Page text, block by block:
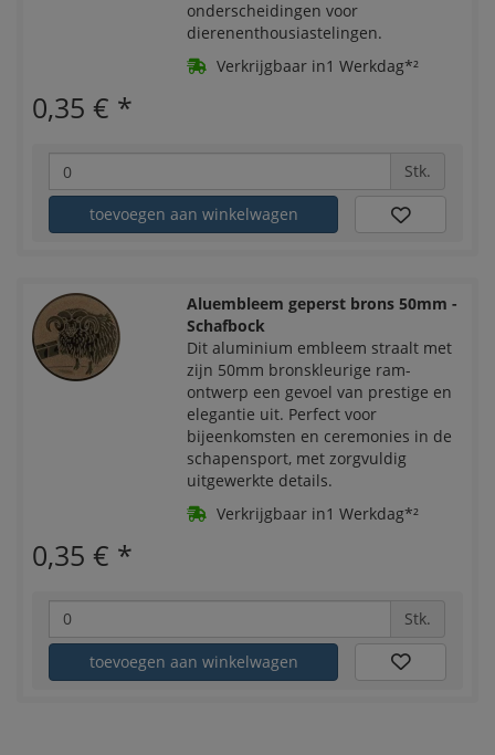
onderscheidingen voor
dierenenthousiastelingen.
Verkrijgbaar in1 Werkdag*²
0,35 € *
Stk.
toevoegen aan winkelwagen
Aluembleem geperst brons 50mm -
Schafbock
Dit aluminium embleem straalt met
zijn 50mm bronskleurige ram-
ontwerp een gevoel van prestige en
elegantie uit. Perfect voor
bijeenkomsten en ceremonies in de
schapensport, met zorgvuldig
uitgewerkte details.
Verkrijgbaar in1 Werkdag*²
0,35 € *
Stk.
toevoegen aan winkelwagen